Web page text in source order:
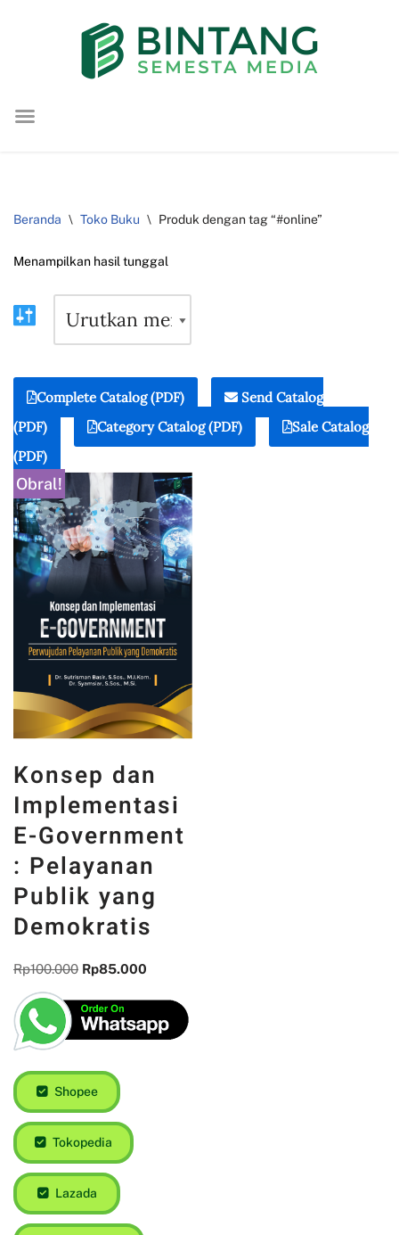
konten
Beranda \ Toko Buku \ Produk dengan tag “#online”
Menampilkan hasil tunggal
Complete Catalog (PDF)
Send Catalog
(PDF)
Category Catalog (PDF)
Sale Catalog
(PDF)
Obral!
Konsep dan
Implementasi
E-Government
: Pelayanan
Publik yang
Demokratis
Rp100.000 Rp85.000
Shopee
Tokopedia
Lazada